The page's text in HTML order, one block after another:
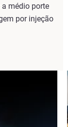
médio porte
por injeção